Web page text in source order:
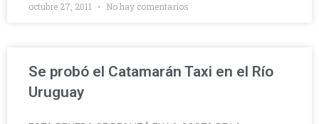
octubre 27, 2011 No hay comentarios
Se probó el Catamarán Taxi en el Río
Uruguay